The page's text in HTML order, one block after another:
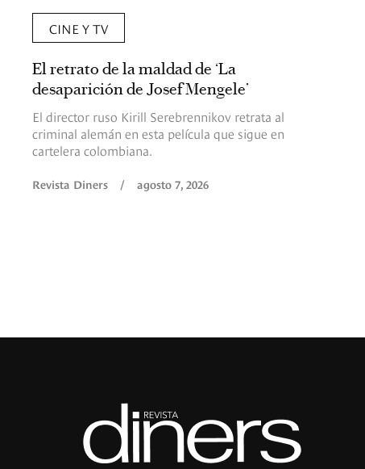
CINE Y TV
El retrato de la maldad de ‘La
desaparición de Josef Mengele’
El director ruso Kirill Serebrennikov retrata al
criminal alemán en esta película que sigue en
cartelera colombiana.
Revista Diners / agosto 7, 2026